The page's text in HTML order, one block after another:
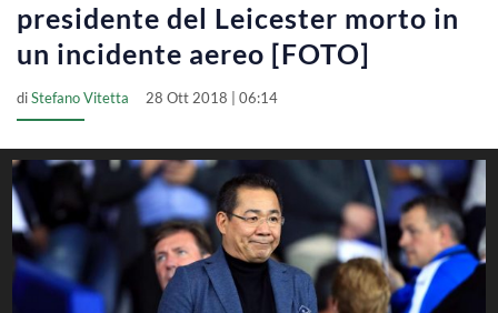
presidente del Leicester morto in
un incidente aereo [FOTO]
diStefano Vitetta 28 Ott 2018 | 06:14